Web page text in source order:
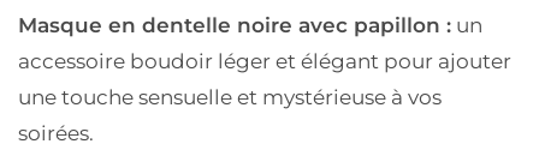
Masque en dentelle noire avec papillon : un
accessoire boudoir léger et élégant pour ajouter
une touche sensuelle et mystérieuse à vos
soirées.